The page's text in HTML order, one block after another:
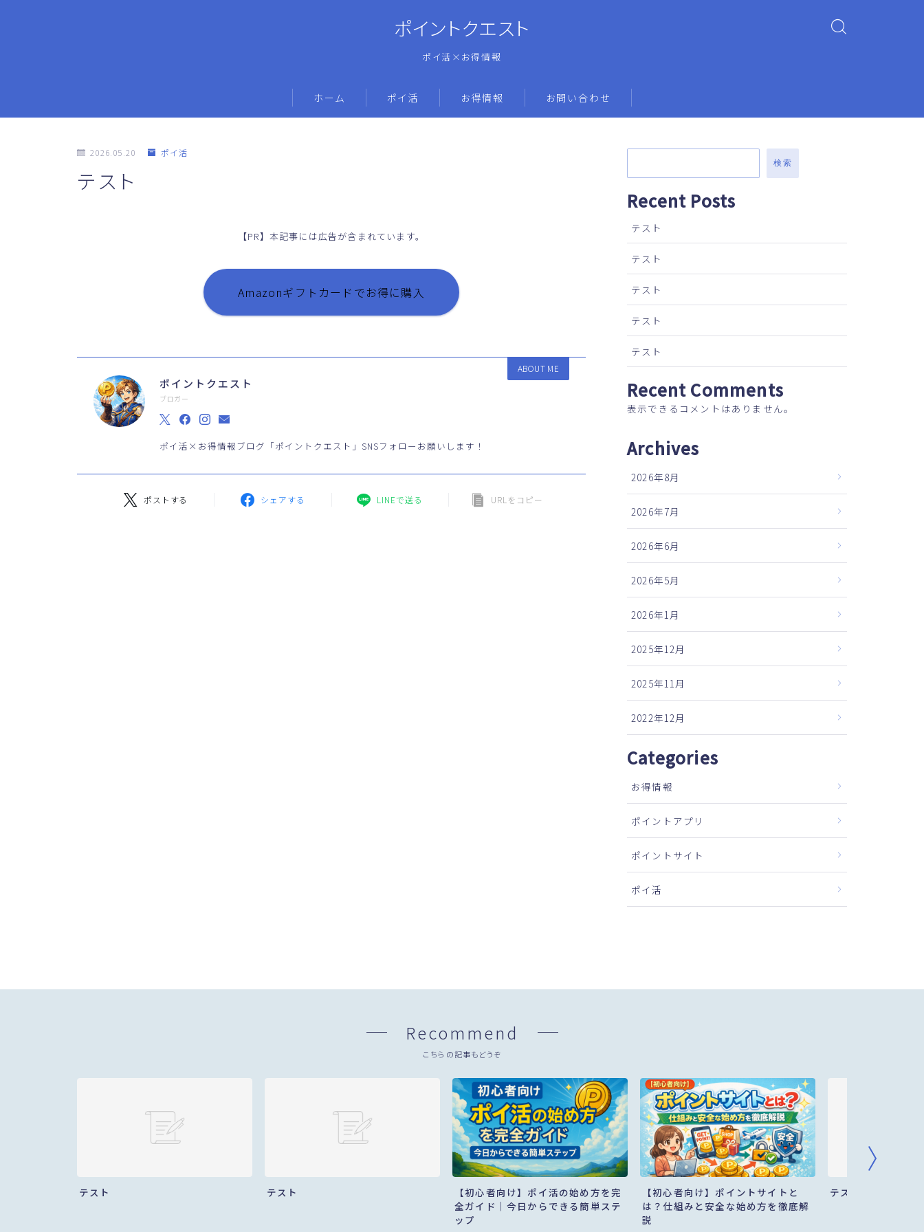
ポイントクエスト
ポイ活×お得情報
ホーム ポイ活 お得情報 お問い合わせ
2026.05.20 ポイ活
テスト
【PR】本記事には広告が含まれています。
Amazonギフトカードでお得に購入
ABOUT ME
ポイントクエスト
ブロガー
ポイ活×お得情報ブログ「ポイントクエスト」SNSフォローお願いします！
ポストする シェアする LINEで送る URLをコピー
検索
Recent Posts
テスト
テスト
テスト
テスト
テスト
Recent Comments
表示できるコメントはありません。
Archives
2026年8月
2026年7月
2026年6月
2026年5月
2026年1月
2025年12月
2025年11月
2022年12月
Categories
お得情報
ポイントアプリ
ポイントサイト
ポイ活
Recommend
こちらの記事もどうぞ
テスト テスト
【初心者向け】ポイ活の始め方を完
全ガイド｜今日からできる簡単ステ
ップ
【初心者向け】ポイントサイトと
は？仕組みと安全な始め方を徹底解
説
テスト